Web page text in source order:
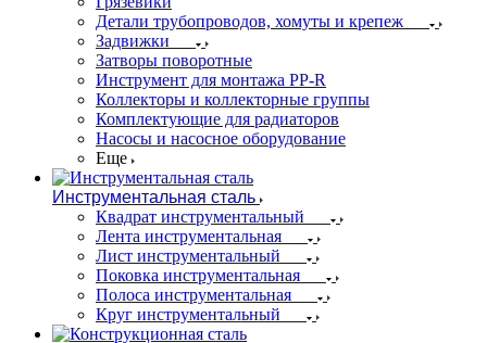
Детали трубопроводов, хомуты и крепеж
Задвижки
Затворы поворотные
Инструмент для монтажа PP-R
Коллекторы и коллекторные группы
Комплектующие для радиаторов
Насосы и насосное оборудование
Еще
Инструментальная сталь
Квадрат инструментальный
Лента инструментальная
Лист инструментальный
Поковка инструментальная
Полоса инструментальная
Круг инструментальный